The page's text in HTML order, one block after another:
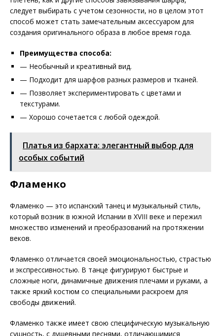
следует выбирать с учетом сезонности, но в целом этот
способ может стать замечательным аксессуаром для
создания оригинального образа в любое время года.
Преимущества способа:
— Необычный и креативный вид.
— Подходит для шарфов разных размеров и тканей.
— Позволяет экспериментировать с цветами и
текстурами.
— Хорошо сочетается с любой одеждой.
Платья из бархата: элегантный выбор для
особых событий
Фламенко
Фламенко — это испанский танец и музыкальный стиль,
который возник в южной Испании в XVIII веке и пережил
множество изменений и преобразований на протяжении
веков.
Фламенко отличается своей эмоциональностью, страстью
и экспрессивностью. В танце фигурируют быстрые и
сложные ноги, динамичные движения плечами и руками, а
также яркий костюм со специальными раскроем для
свободы движений.
Фламенко также имеет свою специфическую музыкальную
сущность, с душевными песнями, отличающимися